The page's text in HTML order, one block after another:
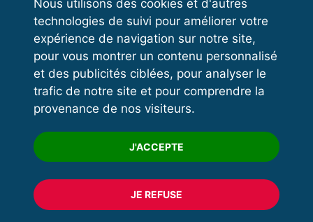
Nous utilisons des cookies et d'autres
technologies de suivi pour améliorer votre
expérience de navigation sur notre site,
pour vous montrer un contenu personnalisé
et des publicités ciblées, pour analyser le
trafic de notre site et pour comprendre la
provenance de nos visiteurs.
J'ACCEPTE
JE REFUSE
VOS ESPACES
Espace dirigeant
Espace licencié
Trouver un club
Formation
© 2020 FFFORCE Tous droits réservés